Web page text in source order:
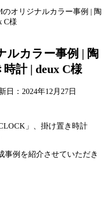
のオリジナルカラー事例 | 陶
C様
ルカラー事例 | 陶
計 | deux C様
日：2024年12月27日
」、掛け置き時計
事例を紹介させていただき